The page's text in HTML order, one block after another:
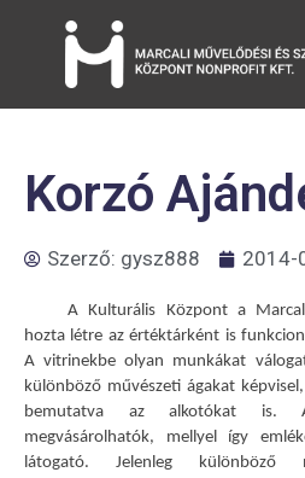
Korzó
Szerző: gysz888 2014-
A Kulturális Központ a
hozta létre az értéktárként is
A vitrinekbe olyan munkákat
különböző művészeti ágakat
bemutatva az alkotókat is.
megvásárolhatók, mellyel így
látogató. Jelenleg különböző